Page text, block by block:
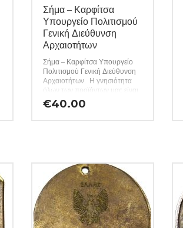
Σήμα – Καρφίτσα
Υπουργείο Πολιτισμού
Γενική Διεύθυνση
Αρχαιοτήτων
Σήμα – Καρφίτσα Υπουργείο
Πολιτισμού Γενική Διεύθυνση
Αρχαιοτήτων. Η γνησιότητα
όλων των προϊόντων μας είναι
εγγυημένη εφ όρου ζωής ενώ
τυχόν ιδιαιτερότητες –
€40.00